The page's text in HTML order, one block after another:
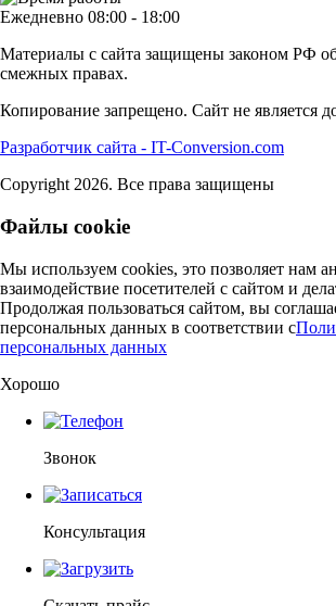
Ежедневно 08:00 - 18:00
Материалы с сайта защищены законом РФ
смежных правах.
Копирование запрещено. Сайт не является
Разработчик сайта - IT-Conversion.com
Copyright 2026. Все права защищены
Файлы cookie
Мы используем cookies, это позволяет нам
взаимодействие посетителей с сайтом и
Продолжая пользоваться сайтом, вы
персональных данных в соответствии c
персональных данных
Хорошо
Звонок
Консультация